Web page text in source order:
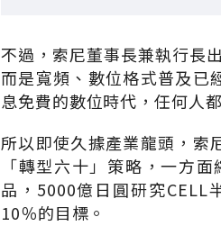
不過，索尼董事長兼執行長
而是寬頻、數位格式普及已
息免費的數位時代，任何人
所以即使久據產業龍頭，索
「轉型六十」策略，一方
品，5000億日圓研究CELL
10％的目標。